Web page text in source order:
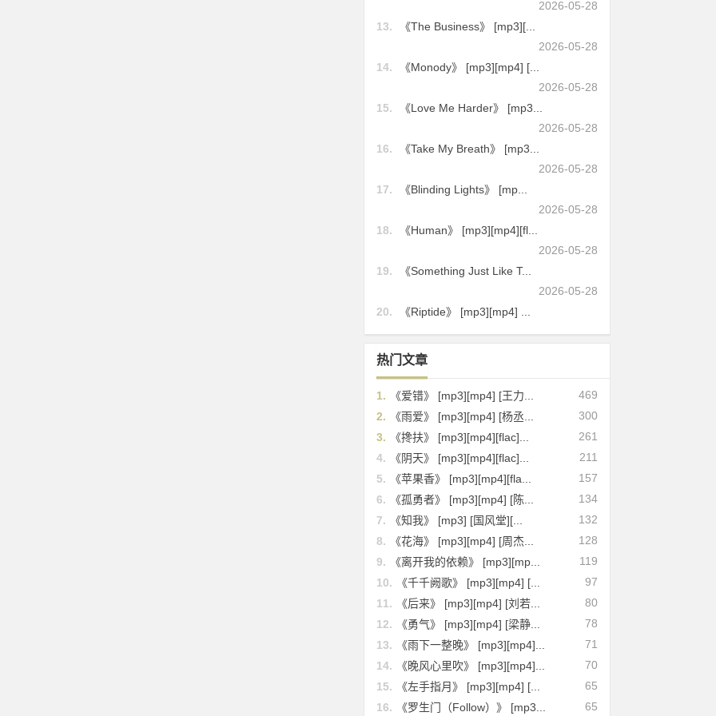
2026-05-28
13.
《The Business》 [mp3][...
2026-05-28
14.
《Monody》 [mp3][mp4] [...
2026-05-28
15.
《Love Me Harder》 [mp3...
2026-05-28
16.
《Take My Breath》 [mp3...
2026-05-28
17.
《Blinding Lights》 [mp...
2026-05-28
18.
《Human》 [mp3][mp4][fl...
2026-05-28
19.
《Something Just Like T...
2026-05-28
20.
《Riptide》 [mp3][mp4] ...
热门文章
469
1.
《爱错》 [mp3][mp4] [王力...
300
2.
《雨爱》 [mp3][mp4] [杨丞...
261
3.
《搀扶》 [mp3][mp4][flac]...
211
4.
《阴天》 [mp3][mp4][flac]...
157
5.
《苹果香》 [mp3][mp4][fla...
134
6.
《孤勇者》 [mp3][mp4] [陈...
132
7.
《知我》 [mp3] [国风堂][...
128
8.
《花海》 [mp3][mp4] [周杰...
119
9.
《离开我的依赖》 [mp3][mp...
97
10.
《千千阙歌》 [mp3][mp4] [...
80
11.
《后来》 [mp3][mp4] [刘若...
78
12.
《勇气》 [mp3][mp4] [梁静...
71
13.
《雨下一整晚》 [mp3][mp4]...
70
14.
《晚风心里吹》 [mp3][mp4]...
65
15.
《左手指月》 [mp3][mp4] [...
65
16. 《罗生门（Follow）》 [mp3...